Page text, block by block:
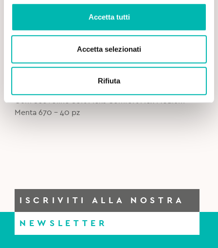
Accetta tutti
Accetta selezionati
Rifiuta
5,90€
Original
was:
5,90€.
4,50€
Current
is:
4,50€.
Gum Scovolino Soft Picks Comfort Flex Medium
Menta 670 - 40 pz
ISCRIVITI ALLA NOSTRA
NEWSLETTER